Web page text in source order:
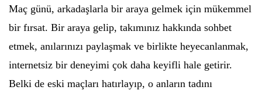
Maç günü, arkadaşlarla bir araya gelmek için mükemmel
bir fırsat. Bir araya gelip, takımınız hakkında sohbet
etmek, anılarınızı paylaşmak ve birlikte heyecanlanmak,
internetsiz bir deneyimi çok daha keyifli hale getirir.
Belki de eski maçları hatırlayıp, o anların tadını